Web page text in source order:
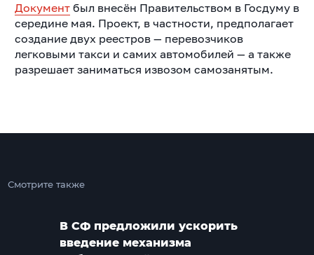
Документбыл внесён Правительством в Госдуму в
середине мая. Проект, в частности, предполагает
создание двух реестров — перевозчиков
легковыми такси и самих автомобилей — а также
разрешает заниматься извозом самозанятым.
Смотрите также
В СФ предложили ускорить
введение механизма